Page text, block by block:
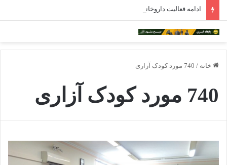
خانه / 740 مورد کودک آزاری
740 مورد کودک آزاری